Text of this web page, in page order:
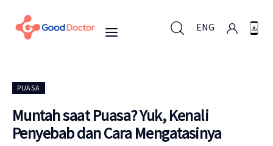
ENG
Untuk Bisnis
PUASA
Muntah saat Puasa? Yuk, Kenali
Penyebab dan Cara Mengatasinya